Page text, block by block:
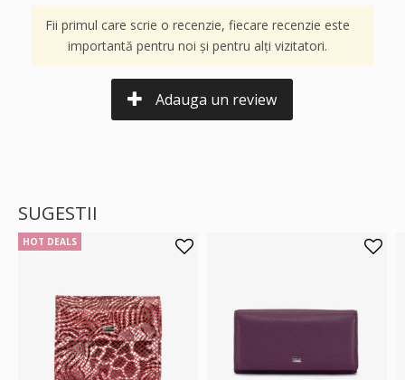
Fii primul care scrie o recenzie, fiecare recenzie este
importantă pentru noi și pentru alți vizitatori.
Adauga un review
SUGESTII
HOT DEALS